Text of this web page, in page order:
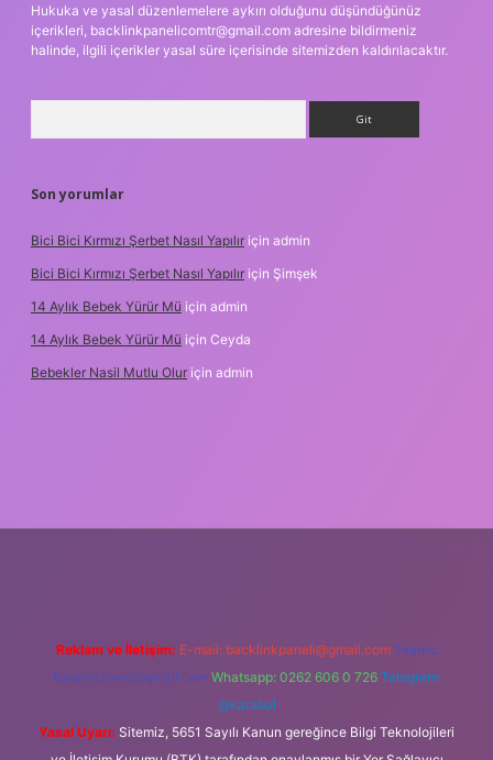
Hukuka ve yasal düzenlemelere aykırı olduğunu düşündüğünüz
içerikleri, backlinkpanelicomtr@gmail.com adresine bildirmeniz
halinde, ilgili içerikler yasal süre içerisinde sitemizden kaldırılacaktır.
Son yorumlar
Bici Bici Kırmızı Şerbet Nasıl Yapılır için admin
Bici Bici Kırmızı Şerbet Nasıl Yapılır için Şimşek
14 Aylık Bebek Yürür Mü için admin
14 Aylık Bebek Yürür Mü için Ceyda
Bebekler Nasil Mutlu Olur için admin
Reklam ve İletişim: E-mail: backlinkpaneli@gmail.com Teams:
forumhizmeti@gmail.com Whatsapp: 0262 606 0 726 Telegram:
@karabul
Yasal Uyarı: Sitemiz, 5651 Sayılı Kanun gereğince Bilgi Teknolojileri